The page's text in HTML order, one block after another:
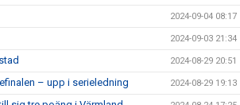
2024-09-04 08:17
2024-09-03 21:34
2024-08-29 20:51
– upp i serieledning 2024-08-29 19:13